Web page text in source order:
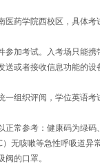
药学院西校区，具体考
加考试。入考场只能
或者接收信息功能的
组织评阅，学位英语
常参考：健康码为绿
无咳嗽等急性呼吸道异
的口罩。